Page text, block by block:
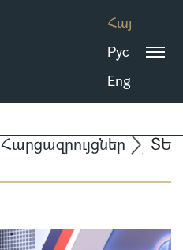
Հայ
Рус
Eng
Հարցազրույցներ